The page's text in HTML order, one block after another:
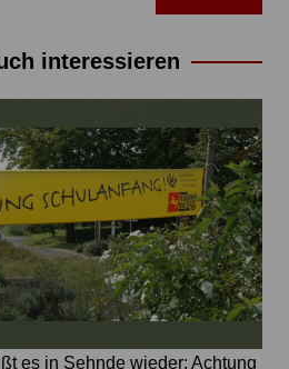
interessieren
es in Sehnde wieder: Achtung